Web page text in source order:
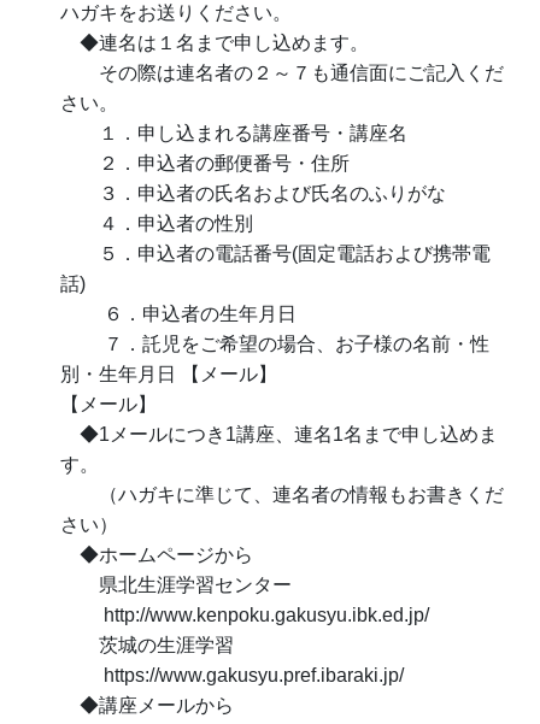
ハガキをお送りください。
◆連名は１名まで申し込めます。
その際は連名者の２～７も通信面にご記入くだ
さい。
１．申し込まれる講座番号・講座名
２．申込者の郵便番号・住所
３．申込者の氏名および氏名のふりがな
４．申込者の性別
５．申込者の電話番号(固定電話および携帯電
話)
６．申込者の生年月日
７．託児をご希望の場合、お子様の名前・性
別・生年月日 【メール】
【メール】
◆1メールにつき1講座、連名1名まで申し込めま
す。
（ハガキに準じて、連名者の情報もお書きくだ
さい）
◆ホームページから
県北生涯学習センター
http://www.kenpoku.gakusyu.ibk.ed.jp/
茨城の生涯学習
https://www.gakusyu.pref.ibaraki.jp/
◆講座メールから